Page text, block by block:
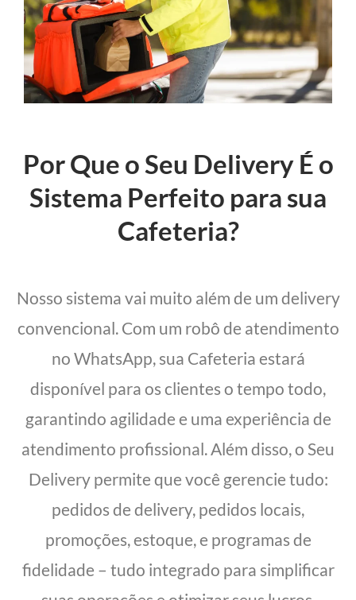
Por Que o Seu Delivery É o
Sistema Perfeito para sua
Cafeteria?
Nosso sistema vai muito além de um delivery
convencional. Com um robô de atendimento
no WhatsApp, sua Cafeteria estará
disponível para os clientes o tempo todo,
garantindo agilidade e uma experiência de
atendimento profissional. Além disso, o Seu
Delivery permite que você gerencie tudo:
pedidos de delivery, pedidos locais,
promoções, estoque, e programas de
fidelidade – tudo integrado para simplificar